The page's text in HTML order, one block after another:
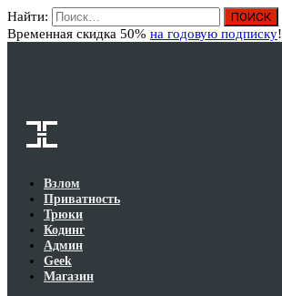
Найти:
Временная скидка 50% на годовую подписку!
Взлом
Приватность
Трюки
Кодинг
Админ
Geek
Магазин